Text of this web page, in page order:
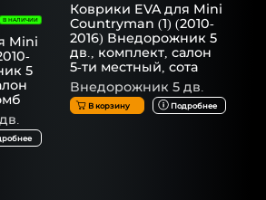
В НАЛИЧИИ
Mini
5
Коврики EVA для Mini
Countryman (1) (2010-
2016) Внедорожник 5
дв., комплект, салон
5-ти местный, сота
Внедорожник 5 дв.
В корзину Подробнее